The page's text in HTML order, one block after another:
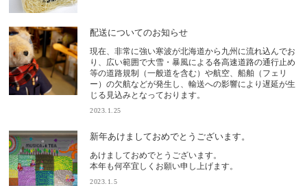
配送についてのお知らせ
現在、非常に強い寒波が北海道から九州に流れ込んでお
り、広い範囲で大雪・暴風による各高速道路の通行止め
等の道路規制（一般道を含む）や航空、船舶（フェリ
ー）の欠航などが発生し、輸送への影響により遅延が生
じる見込みとなっております。
2023.1.25
新年あけましておめでとうございます。
あけましておめでとうございます。
本年も何卒宜しくお願い申し上げます。
2023.1.5